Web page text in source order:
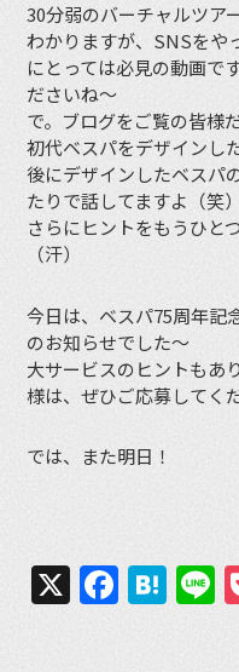
30分弱のバーチャルツア
わかりますが、SNSをや
にとっては必見の動画で
ださいね〜
で。ブログをご覧の皆様
初代ベスパをデザインし
後にデザインしたベスパ
たりで話してますよ（笑
さらにヒントをもうひと
（汗）
今日は、ベスパ75周年記
のお知らせでした〜
大サービスのヒントもあ
様は、ぜひご応募してく
では、また明日！
X